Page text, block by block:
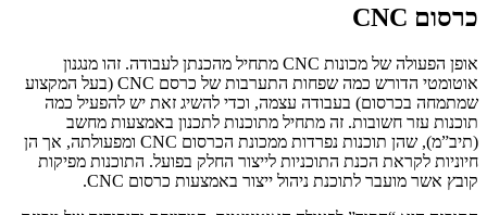
כרסום CNC
אופן הפעולה של מכונות CNC מתחיל מהכנתן לעבודה. זהו מנגנון
אוטומטי הדורש כמה שפחות התערבות של כרסם CNC (בעל המקצוע
שמתמחה בכרסום) בעבודה עצמה, וכדי להשיג זאת יש להפעיל כמה
תוכנות עזר חשובות. זה מתחיל מתוכנות לתכנון באמצעות מחשב
(תיב”מ), שהן תוכנות נפרדות ממכונת הכרסום CNC ומפעולתה, אך הן
חיוניות לקראת הכנת התוכניות לייצור החלק בפועל. התוכנות מפיקות
קובץ אשר מועבר לתוכנת ניהול ייצור באמצעות כרסום CNC.